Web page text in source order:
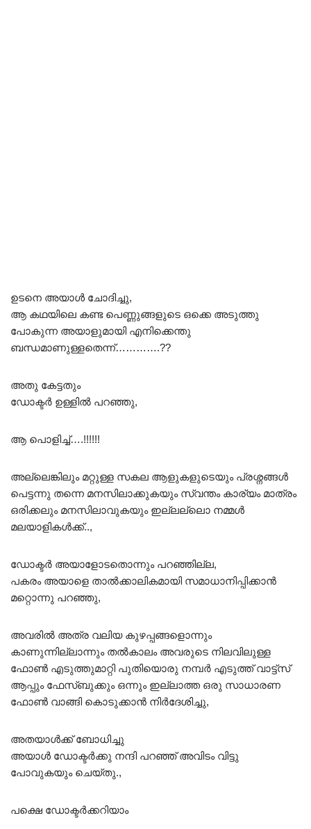
ഉടനെ അയാൾ ചോദിച്ചു,
ആ കഥയിലെ കണ്ട പെണ്ണുങ്ങളുടെ ഒക്കെ അടുത്തു
പോകുന്ന അയാളുമായി എനിക്കെന്തു
ബന്ധമാണുള്ളതെന്ന്………….??
അതു കേട്ടതും
ഡോക്ടർ ഉള്ളിൽ പറഞ്ഞു,
ആ പൊളിച്ച്….!!!!!!
അല്ലെങ്കിലും മറ്റുള്ള സകല ആളുകളുടെയും പ്രശ്നങ്ങൾ
പെട്ടന്നു തന്നെ മനസിലാക്കുകയും സ്വന്തം കാര്യം മാത്രം
ഒരിക്കലും മനസിലാവുകയും ഇല്ലല്ലൊ നമ്മൾ
മലയാളികൾക്ക്..,
ഡോക്ടർ അയാളോടതൊന്നും പറഞ്ഞില്ല,
പകരം അയാളെ താൽക്കാലികമായി സമാധാനിപ്പിക്കാൻ
മറ്റൊന്നു പറഞ്ഞു,
അവരിൽ അത്ര വലിയ കുഴപ്പങ്ങളൊന്നും
കാണുന്നില്ലാന്നും തൽകാലം അവരുടെ നിലവിലുള്ള
ഫോൺ എടുത്തുമാറ്റി പുതിയൊരു നമ്പർ എടുത്ത് വാട്ട്സ്
ആപ്പും ഫേസ്ബുക്കും ഒന്നും ഇല്ലാത്ത ഒരു സാധാരണ
ഫോൺ വാങ്ങി കൊടുക്കാൻ നിർദേശിച്ചു,
അതയാൾക്ക് ബോധിച്ചു
അയാൾ ഡോക്ടർക്കു നന്ദി പറഞ്ഞ് അവിടം വിട്ടു
പോവുകയും ചെയ്തു.,
പക്ഷെ ഡോക്ടർക്കറിയാം